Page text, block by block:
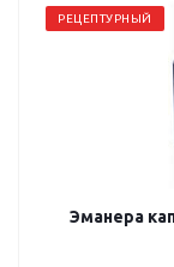
РЕЦЕПТУРНЫЙ
Эманера